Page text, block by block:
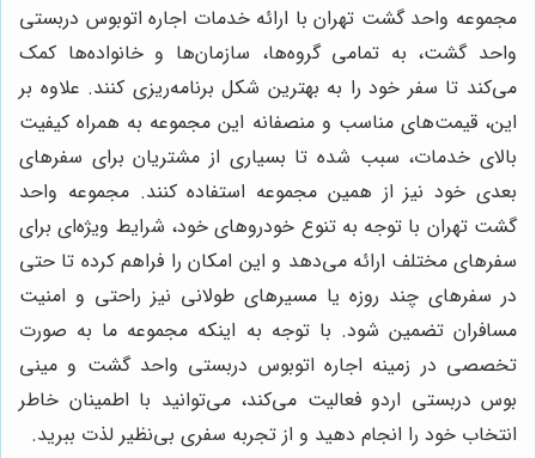
مجموعه واحد گشت تهران با ارائه خدمات اجاره اتوبوس دربستی
واحد گشت، به تمامی گروه‌ها، سازمان‌ها و خانواده‌ها کمک
می‌کند تا سفر خود را به بهترین شکل برنامه‌ریزی کنند. علاوه بر
این، قیمت‌های مناسب و منصفانه این مجموعه به همراه کیفیت
بالای خدمات، سبب شده تا بسیاری از مشتریان برای سفرهای
بعدی خود نیز از همین مجموعه استفاده کنند. مجموعه واحد
گشت تهران با توجه به تنوع خودروهای خود، شرایط ویژه‌ای برای
سفرهای مختلف ارائه می‌دهد و این امکان را فراهم کرده تا حتی
در سفرهای چند روزه یا مسیرهای طولانی نیز راحتی و امنیت
مسافران تضمین شود. با توجه به اینکه مجموعه ما به صورت
تخصصی در زمینه اجاره اتوبوس دربستی واحد گشت و مینی
بوس دربستی اردو فعالیت می‌کند، می‌توانید با اطمینان خاطر
انتخاب خود را انجام دهید و از تجربه سفری بی‌نظیر لذت ببرید.